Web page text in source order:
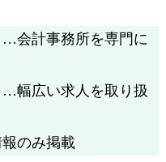
…会計事務所を専門に
…幅広い求人を取り扱
のみ掲載